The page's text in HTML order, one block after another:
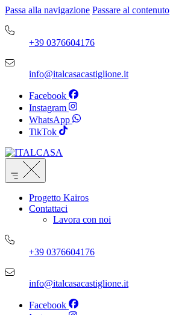
Passa alla navigazione Passare al contenuto
+39 0376604176
info@italcasacastiglione.it
Facebook
Instagram
WhatsApp
TikTok
Progetto Kairos
Contattaci
Lavora con noi
+39 0376604176
info@italcasacastiglione.it
Facebook